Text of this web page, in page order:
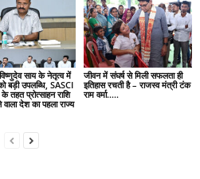
साय के नेतृत्व में
बड़ी उपलब्धि, SASCI
तहत प्रोत्साहन राशि
वाला देश का पहला राज्य
जीवन में संघर्ष से मिली सफलता ही
इतिहास रचती है – राजस्व मंत्री टंक
राम वर्मा…..